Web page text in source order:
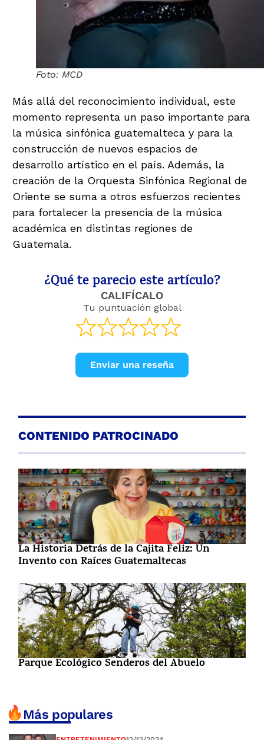
Foto: MCD
Más allá del reconocimiento individual, este
momento representa un paso importante para
la música sinfónica guatemalteca y para la
construcción de nuevos espacios de
desarrollo artístico en el país. Además, la
creación de la Orquesta Sinfónica Regional de
Oriente se suma a otros esfuerzos recientes
para fortalecer la presencia de la música
académica en distintas regiones de
Guatemala.
¿Qué te parecio este artículo?
CALIFÍCALO
Tu puntuación global
Enviar una reseña
CONTENIDO PATROCINADO
La Historia Detrás de la Cajita Feliz: Un
Invento con Raíces Guatemaltecas
Parque Ecológico Senderos del Abuelo
Más populares